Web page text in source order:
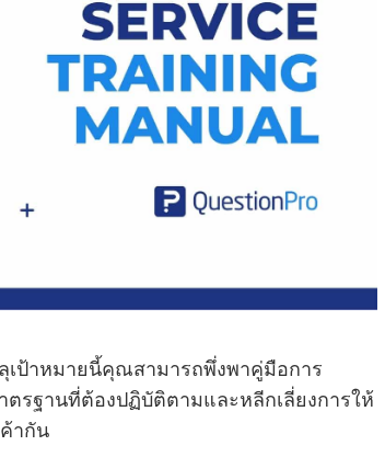
เป้าหมายนี้คุณสามารถพึ่งพาคู่มือการ
รฐานที่ต้องปฏิบัติตามและหลีกเลี่ยงการให้
ากัน